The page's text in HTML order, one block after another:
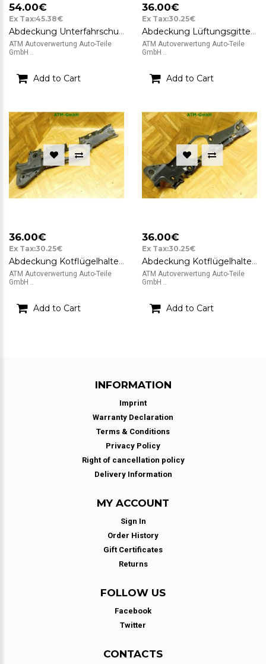
54.00€
Ex Tax:45.38€
Abdeckung Unterfahrschutz Motorschutz Skoda Fabia 2 II 5J 542 6Q0825237R
ATM Autoverwertung Auto-Teile
GmbH ..
Add to Cart
36.00€
Ex Tax:30.25€
Abdeckung Lüftungsgitter Stoßfänger Mitte vorne Skoda Fabia 2 II 5J 542
ATM Autoverwertung Auto-Teile
GmbH ..
Add to Cart
36.00€
Ex Tax:30.25€
Abdeckung Kotflügelhalter vorne rechts Smart City-Coupe 450 0000916V016
ATM Autoverwertung Auto-Teile
GmbH ..
Add to Cart
36.00€
Ex Tax:30.25€
Abdeckung Kotflügelhalter vorne links Smart City-Coupe 450 0000916V015
ATM Autoverwertung Auto-Teile
GmbH ..
Add to Cart
INFORMATION
Imprint
Warranty Declaration
Terms & Conditions
Privacy Policy
Right of cancellation policy
Delivery Information
MY ACCOUNT
Sign In
Order History
Gift Certificates
Returns
FOLLOW US
Facebook
Twitter
CONTACTS